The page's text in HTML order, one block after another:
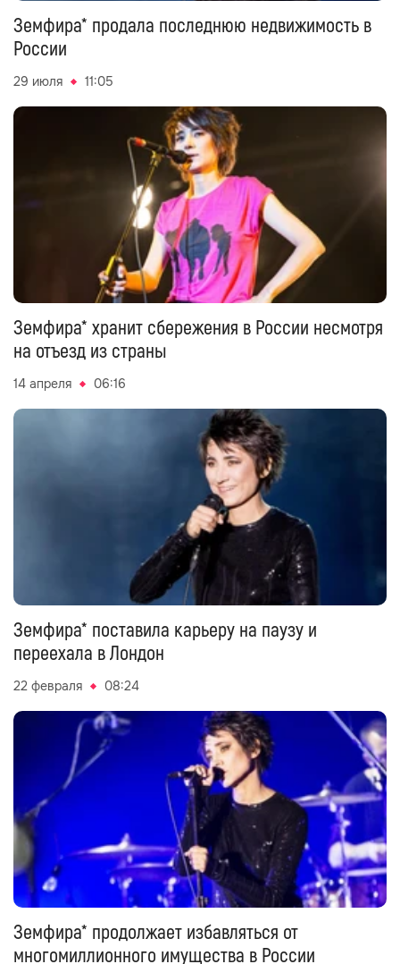
Земфира* продала последнюю недвижимость в
России
29 июля 11:05
Земфира* хранит сбережения в России несмотря
на отъезд из страны
14 апреля 06:16
Земфира* поставила карьеру на паузу и
переехала в Лондон
22 февраля 08:24
Земфира* продолжает избавляться от
многомиллионного имущества в России